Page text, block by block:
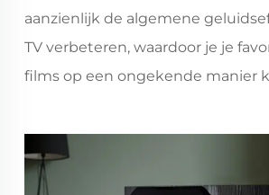
aanzienlijk de algemene
TV verbeteren, waardoor je je
films op een ongekende manier